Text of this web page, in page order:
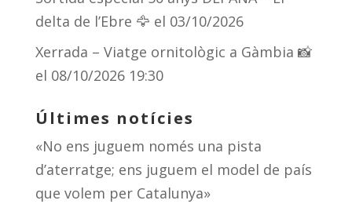
delta de l’Ebre 🦅 el 03/10/2026
Xerrada – Viatge ornitològic a Gàmbia 📸
el 08/10/2026 19:30
Últimes notícies
«No ens juguem només una pista
d’aterratge; ens juguem el model de país
que volem per Catalunya»